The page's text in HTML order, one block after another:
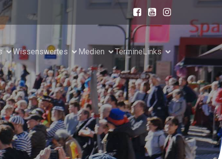
Wissenswertes Medien TermineLinks